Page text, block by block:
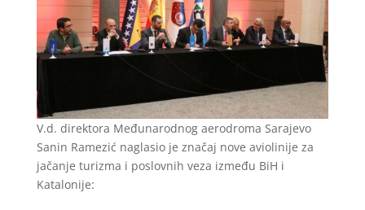
V.d. direktora Međunarodnog aerodroma Sarajevo
Sanin Ramezić naglasio je značaj nove aviolinije za
jačanje turizma i poslovnih veza između BiH i
Katalonije: